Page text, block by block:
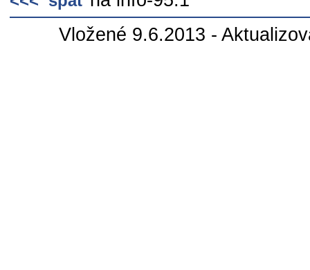
Vložené 9.6.2013 -